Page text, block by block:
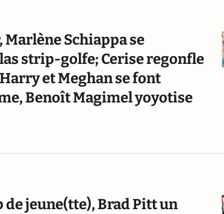
Marlène Schiappa se
strip-golfe; Cerise regonfle
et Meghan se font
Benoît Magimel yoyotise
de jeune(tte), Brad Pitt un